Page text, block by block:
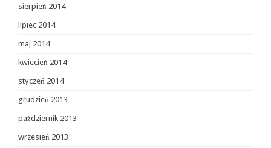
sierpień 2014
lipiec 2014
maj 2014
kwiecień 2014
styczeń 2014
grudzień 2013
październik 2013
wrzesień 2013